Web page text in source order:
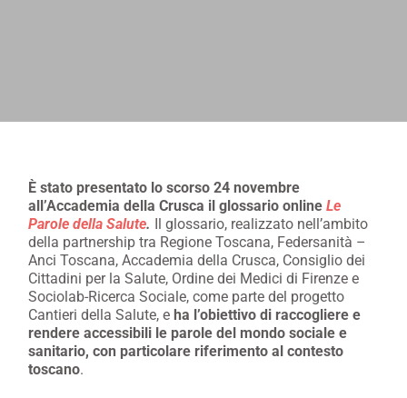
È stato presentato lo scorso 24 novembre
all’Accademia della Crusca il glossario onlineLe
Parole della Salute. Il glossario, realizzato nell’ambito
della partnership tra Regione Toscana, Federsanità –
Anci Toscana, Accademia della Crusca, Consiglio dei
Cittadini per la Salute, Ordine dei Medici di Firenze e
Sociolab-Ricerca Sociale, come parte del progetto
Cantieri della Salute, e ha l’obiettivo di raccogliere e
rendere accessibili le parole del mondo sociale e
sanitario, con particolare riferimento al contesto
toscano.